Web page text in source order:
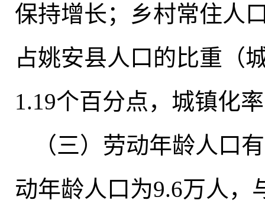
保持增长；乡村常住人
占姚安县人口的比重（
1.19个百分点，城镇化
（三）劳动年龄人口
动年龄人口为9.6万人 ，